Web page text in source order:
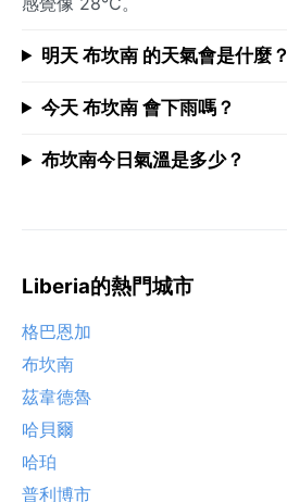
明天 布坎南 的天氣會是什麼？
今天 布坎南 會下雨嗎？
布坎南今日氣溫是多少？
Liberia的熱門城市
格巴恩加
布坎南
茲韋德魯
哈貝爾
哈珀
普利博市